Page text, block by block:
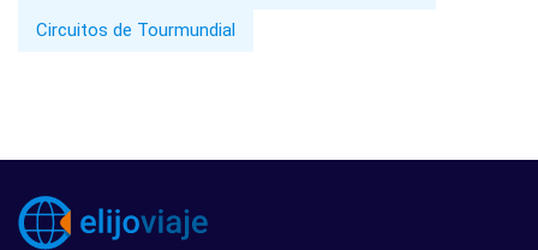
Circuitos de Tourmundial